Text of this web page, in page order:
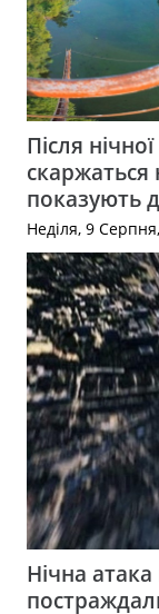
Після
скаржаться
показують
Неділя, 9
Нічна